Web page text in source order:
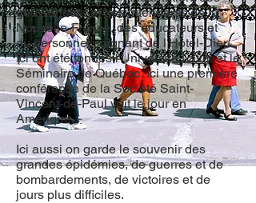
gouverneurs et des intendants de la
Nouvelle-France, des éducateurs et
du personnel soignant de l'Hôtel-Dieu.
Ici ont été fondés l'Université Laval et le
Séminaire de Québec. Ici une première
conférence de la Société Saint-
Vincent-de-Paul voit le jour en
Amérique.
Ici aussi on garde le souvenir des
grandes épidémies, de guerres et de
bombardements, de victoires et de
jours plus difficiles.